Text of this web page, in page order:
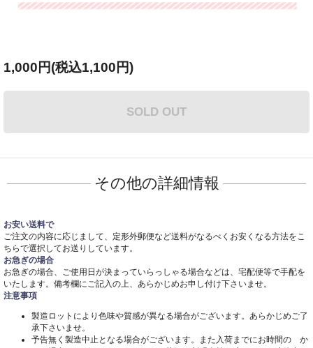
1,000円(税込1,100円)
SOLD OUT
その他の詳細情報
お安い送料で
ご注文の内容に応じまして、定形外郵便など送料がなるべくお安くなる方法をこ
ちらで選択してお送りしています。
お急ぎの場合
お急ぎの場合、ご使用日が決まっていらっしゃる場合などは、宅配便等で手配を
いたします。備考欄にご記入の上、あらかじめお申し付け下さいませ。
注意事項
製造ロットにより色味や質感が異なる場合がございます。あらかじめご了
承下さいませ。
予告無く製造中止となる場合がございます。また入荷までにお時間の か